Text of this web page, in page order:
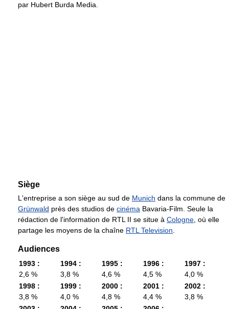
par Hubert Burda Media.
Siège
L'entreprise a son siège au sud de Munich dans la commune de
Grünwald près des studios de cinéma Bavaria-Film. Seule la
rédaction de l'information de RTL II se situe à Cologne , où elle
partage les moyens de la chaîne RTL Television
Audiences
1993 :
2,6 %
1994 :
3,8 %
1995 :
4,6 %
1996 :
4,5 %
1997 :
4,0 %
1998 :
3,8 %
1999 :
4,0 %
2000 :
4,8 %
2001 :
4,4 %
2002 :
3,8 %